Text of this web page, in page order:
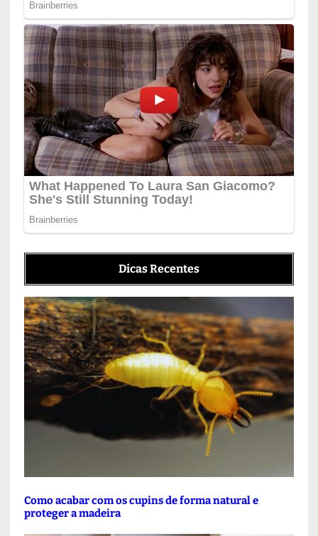
Dicas Recentes
Como acabar com os cupins de forma natural e
proteger a madeira